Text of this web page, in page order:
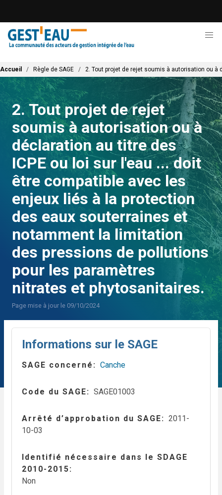
contenu
principal
Fil d'Ariane
Accueil Règle de SAGE 2. Tout projet de rejet soumis à autorisation ou
2. Tout projet de rejet
soumis à autorisation ou à
déclaration au titre des
ICPE ou loi sur l'eau ... doit
être compatible avec les
enjeux liés à la protection
des eaux souterraines et
notamment la limitation
des pressions de pollutions
pour les paramètres
nitrates et phytosanitaires.
Page mise à jour le 09/10/2024
Informations sur le SAGE
SAGE concerné Canche
Code du SAGE SAGE01003
Arrêté d’approbation du SAGE
2011-
10-03
Identifié nécessaire dans le SDAGE
2010-2015
Non